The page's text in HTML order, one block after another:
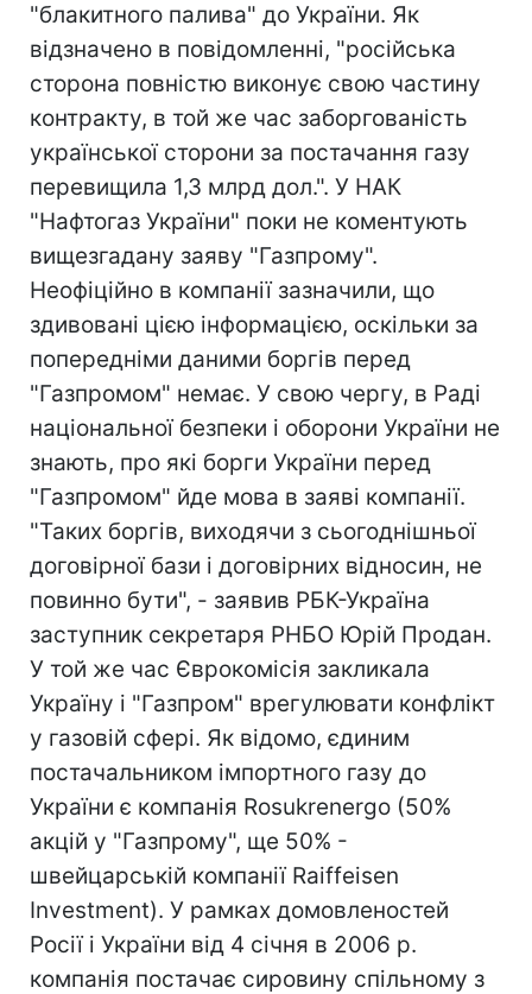
"блакитного палива" до України. Як
відзначено в повідомленні, "російська
сторона повністю виконує свою частину
контракту, в той же час заборгованість
української сторони за постачання газу
перевищила 1,3 млрд дол.". У НАК
"Нафтогаз України" поки не коментують
вищезгадану заяву "Газпрому".
Неофіційно в компанії зазначили, що
здивовані цією інформацією, оскільки за
попередніми даними боргів перед
"Газпромом" немає. У свою чергу, в Раді
національної безпеки і оборони України не
знають, про які борги України перед
"Газпромом" йде мова в заяві компанії.
"Таких боргів, виходячи з сьогоднішньої
договірної бази і договірних відносин, не
повинно бути", - заявив РБК-Україна
заступник секретаря РНБО Юрій Продан.
У той же час Єврокомісія закликала
Україну і "Газпром" врегулювати конфлікт
у газовій сфері. Як відомо, єдиним
постачальником імпортного газу до
України є компанія Rosukrenergo (50%
акцій у "Газпрому", ще 50% -
швейцарській компанії Raiffeisen
Investment). У рамках домовленостей
Росії і України від 4 січня в 2006 р.
компанія постачає сировину спільному з